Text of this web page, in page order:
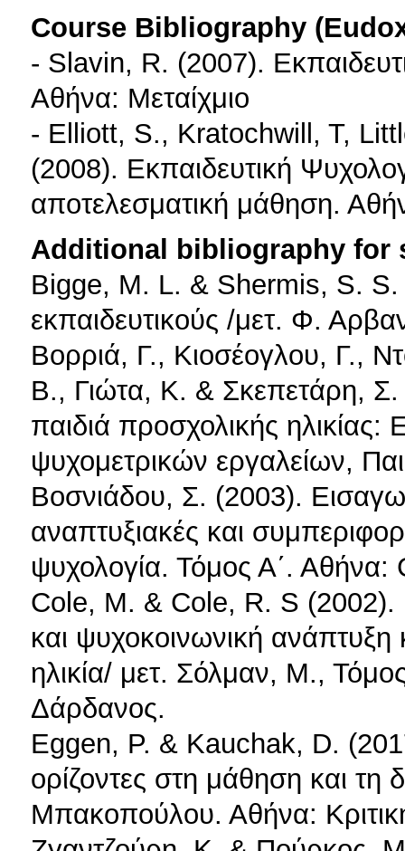
Course Bibliography
- Slavin, R. (2007).
Αθήνα: Μεταίχμιο
- Elliott, S., Kratochwill, T,
(2008). Εκπαιδευτική
αποτελεσματική μάθηση.
Additional bibliography for
Bigge, Μ. L. & Shermis, S. S.
εκπαιδευτικούς /μετ. Φ.
Βορριά, Γ., Κιοσέογλου, Γ.,
Β., Γιώτα, Κ. & Σκεπετάρη,
παιδιά προσχολικής
ψυχομετρικών εργαλείων,
Βοσνιάδου, Σ. (2003).
αναπτυξιακές και
ψυχολογία. Τόμος Α΄. Αθήνα:
Cole, M. & Cole, R. S (2002).
και ψυχοκοινωνική ανάπτυξη
ηλικία/ μετ. Σόλμαν, Μ.,
Δάρδανος.
Eggen, P. & Kauchak, D.
ορίζοντες στη μάθηση και τη
Μπακοπούλου. Αθήνα: